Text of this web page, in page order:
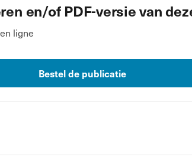
en/of PDF-versie van
ligne
Bestel de publicatie